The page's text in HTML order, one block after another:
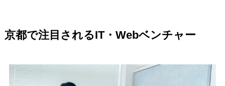
京都で注目されるIT・Webベンチャー